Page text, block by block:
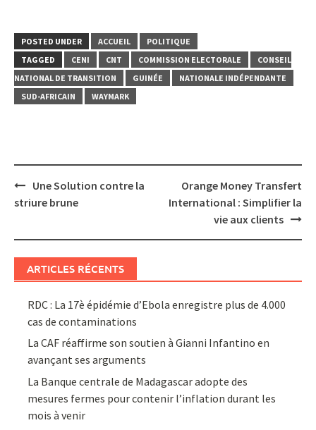
POSTED UNDER ACCUEIL
POLITIQUE
TAGGED
CENI CNT COMMISSION ELECTORALE
CONSEIL
NATIONAL DE TRANSITION
GUINÉE
NATIONALE INDÉPENDANTE
SUD-AFRICAIN
WAYMARK
Post
navigation
Une Solution contre la
striure brune
Orange Money Transfert
International : Simplifier la
vie aux clients
ARTICLES RÉCENTS
RDC : La 17è épidémie d’Ebola enregistre plus de 4.000
cas de contaminations
La CAF réaffirme son soutien à Gianni Infantino en
avançant ses arguments
La Banque centrale de Madagascar adopte des
mesures fermes pour contenir l’inflation durant les
mois à venir